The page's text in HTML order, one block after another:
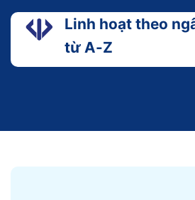
Linh hoạt theo
từ A-Z